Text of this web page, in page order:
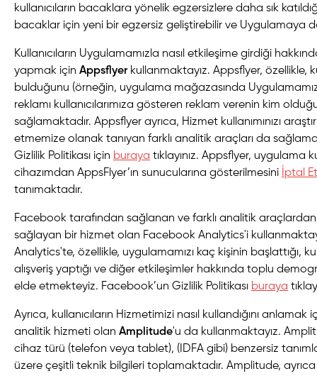
kullanıcıların bacaklara yönelik egzersizlere daha sık
bacaklar için yeni bir egzersiz geliştirebilir ve Uygulamaya
Kullanıcıların Uygulamamızla nasıl etkileşime girdiği
yapmak için Appsflyerkullanmaktayız. Appsflyer, özellikle,
bulduğunu (örneğin, uygulama mağazasında
reklamı kullanıcılarımıza gösteren reklam verenin kim
sağlamaktadır. Appsflyer ayrıca, Hizmet kullanımınızı
etmemize olanak tanıyan farklı analitik araçları da
Gizlilik Politikası için buraya tıklayınız. Appsflyer, uygulama
cihazımdan AppsFlyer’ın sunucularına gösterilmesini İptal
tanımaktadır.
Facebook tarafından sağlanan ve farklı analitik araçlardan
sağlayan bir hizmet olan Facebook Analytics'i
Analytics'te, özellikle, uygulamamızı kaç kişinin başlattığı,
alışveriş yaptığı ve diğer etkileşimler hakkında toplu
elde etmekteyiz. Facebook’un Gizlilik Politikası buraya
Ayrıca, kullanıcıların Hizmetimizi nasıl kullandığını anlamak
analitik hizmeti olan Amplitude'u da kullanmaktayız.
cihaz türü (telefon veya tablet), (IDFA gibi) benzersiz
üzere çeşitli teknik bilgileri toplamaktadır. Amplitude,